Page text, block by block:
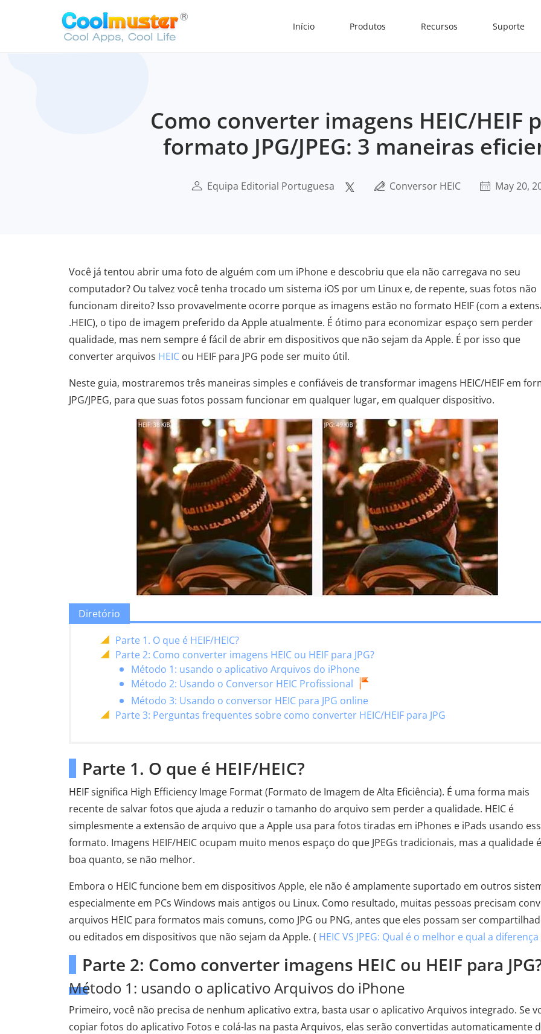
Início Produtos Recursos Suporte
Como converter imagens HEIC/HEIF
formato JPG/JPEG: 3 maneiras
Equipa Editorial Portuguesa Conversor HEIC May 20,
Você já tentou abrir uma foto de alguém com um iPhone e descobriu que ela não carregava no seu
computador? Ou talvez você tenha trocado um sistema iOS por um Linux e, de repente, suas fotos não
funcionam direito? Isso provavelmente ocorre porque as imagens estão no formato HEIF (com a
.HEIC), o tipo de imagem preferido da Apple atualmente. É ótimo para economizar espaço sem perder
qualidade, mas nem sempre é fácil de abrir em dispositivos que não sejam da Apple. É por isso que
converter arquivos HEIC ou HEIF para JPG pode ser muito útil.
Neste guia, mostraremos três maneiras simples e confiáveis ​​de transformar imagens HEIC/HEIF em
JPG/JPEG, para que suas fotos possam funcionar em qualquer lugar, em qualquer dispositivo.
Diretório
Parte 1. O que é HEIF/HEIC?
Parte 2: Como converter imagens HEIC ou HEIF para JPG?
Método 1: usando o aplicativo Arquivos do iPhone
Método 2: Usando o Conversor HEIC Profissional
Método 3: Usando o conversor HEIC para JPG online
Parte 3: Perguntas frequentes sobre como converter HEIC/HEIF para JPG
Parte 1. O que é HEIF/HEIC?
HEIF significa High Efficiency Image Format (Formato de Imagem de Alta Eficiência). É uma forma mais
recente de salvar fotos que ajuda a reduzir o tamanho do arquivo sem perder a qualidade. HEIC é
simplesmente a extensão de arquivo que a Apple usa para fotos tiradas em iPhones e iPads usando
formato. Imagens HEIF/HEIC ocupam muito menos espaço do que JPEGs tradicionais, mas a qualidade
boa quanto, se não melhor.
Embora o HEIC funcione bem em dispositivos Apple, ele não é amplamente suportado em outros
especialmente em PCs Windows mais antigos ou Linux. Como resultado, muitas pessoas precisam
arquivos HEIC para formatos mais comuns, como JPG ou PNG, antes que eles possam ser
ou editados em dispositivos que não sejam da Apple. ( HEIC VS JPEG: Qual é o melhor e qual a diferença
Parte 2: Como converter imagens HEIC ou HEIF para
Método 1: usando o aplicativo Arquivos do iPhone
Primeiro, você não precisa de nenhum aplicativo extra, basta usar o aplicativo Arquivos integrado. Se
copiar fotos do aplicativo Fotos e colá-las na pasta Arquivos, elas serão convertidas automaticamente